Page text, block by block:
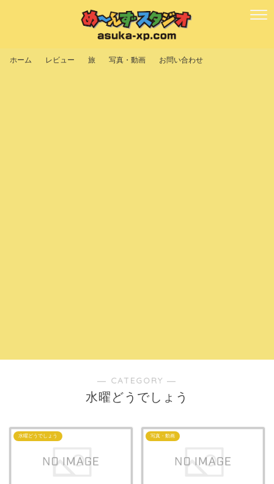
ホーム レビュー 旅 写真・動画 お問い合わせ
― CATEGORY ―
水曜どうでしょう
水曜どうでしょう 写真・動画